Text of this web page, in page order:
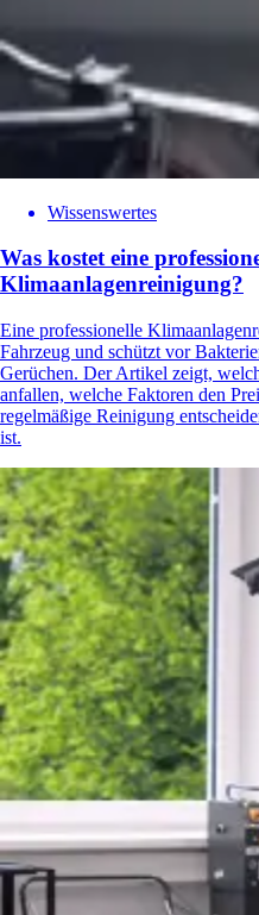
Wissenswertes
Was kostet eine
Klimaanlagenreinigung?
Eine professionelle
Fahrzeug und schützt vor
Gerüchen. Der Artikel zeigt,
anfallen, welche Faktoren den
regelmäßige Reinigung
ist.